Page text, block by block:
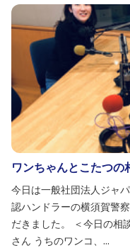
ワンちゃんとこたつの
今日は一般社団法人ジャ
認ハンドラーの横須賀警
だきました。 ＜今日の相
さん うちのワンコ、...